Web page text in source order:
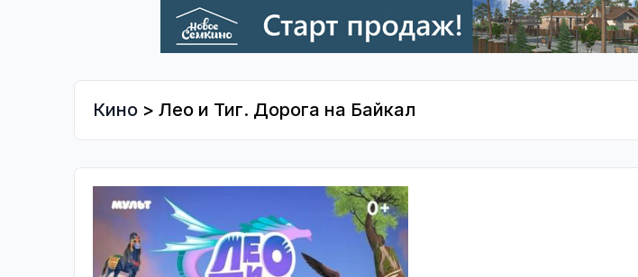
Кино > Лео и Тиг. Дорога на Байкал